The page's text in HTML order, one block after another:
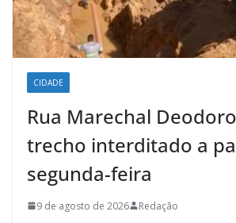
CIDADE
Rua Marechal
trecho interditado a
segunda-feira
9 de agosto de 2026 Redação